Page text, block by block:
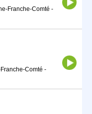
Franche-Comté -
Comté -